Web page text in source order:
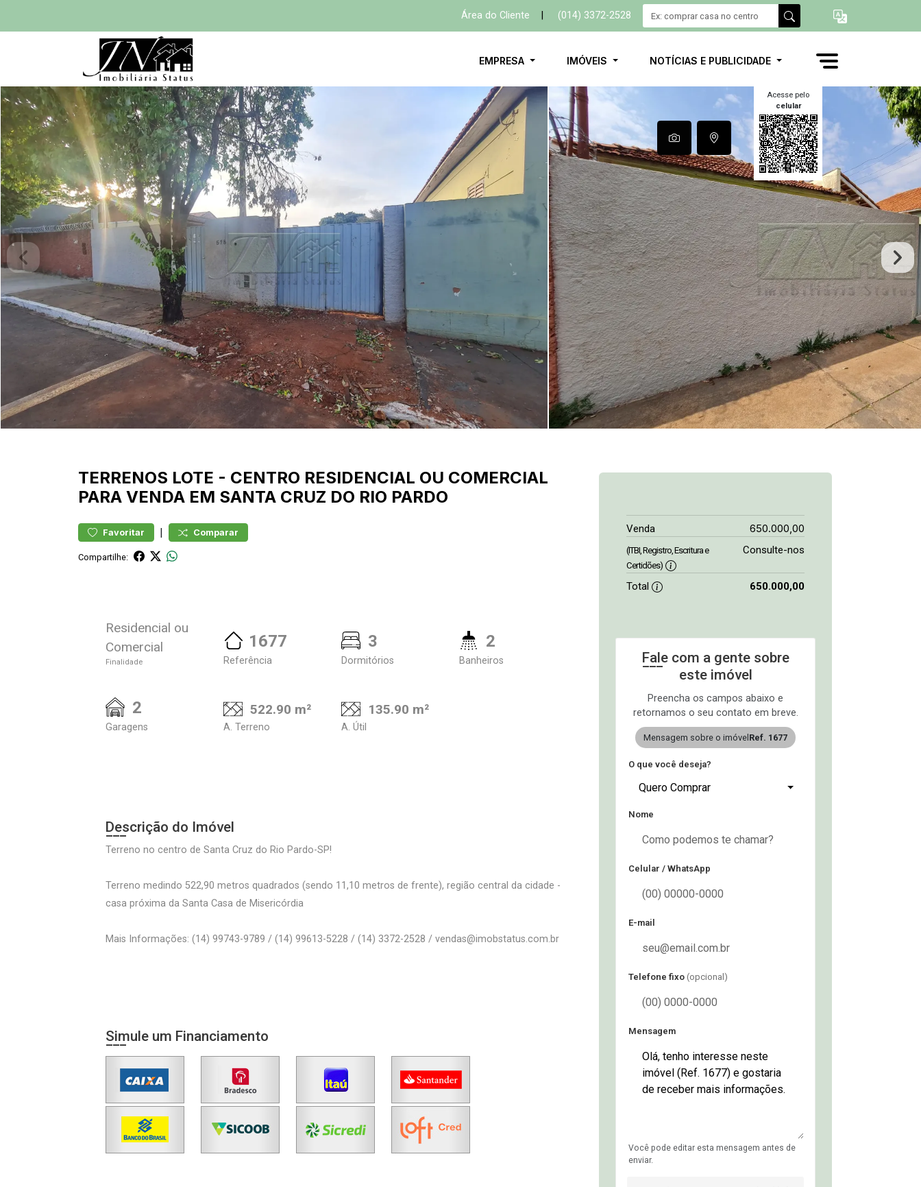
Área do Cliente (014) 3372-2528
EMPRESA IMÓVEIS NOTÍCIAS E PUBLICIDADE
Acesse pelo
celular
TERRENOS LOTE - CENTRO RESIDENCIAL OU COMERCIAL
PARA VENDA EM SANTA CRUZ DO RIO PARDO
Favoritar | Comparar
Compartilhe:
Residencial ou
Comercial
Finalidade
1677
Referência
3
Dormitórios
2
Banheiros
2
Garagens
522.90 m²
A. Terreno
135.90 m²
A. Útil
Descrição do Imóvel
Terreno no centro de Santa Cruz do Rio Pardo-SP!
Terreno medindo 522,90 metros quadrados (sendo 11,10 metros de frente), região central da cidade -
casa próxima da Santa Casa de Misericórdia
Mais Informações: (14) 99743-9789 / (14) 99613-5228 / (14) 3372-2528 / vendas@imobstatus.com.br
Simule um Financiamento
Venda 650.000,00
(ITBI, Registro, Escritura e
Certidões)
Consulte-nos
Total 650.000,00
Fale com a gente sobre
este imóvel
Preencha os campos abaixo e
retornamos o seu contato em breve.
Mensagem sobre o imóvel Ref. 1677
O que você deseja?
Quero Comprar
Nome
Celular / WhatsApp
E-mail
Telefone fixo (opcional)
Mensagem
Você pode editar esta mensagem antes de
enviar.